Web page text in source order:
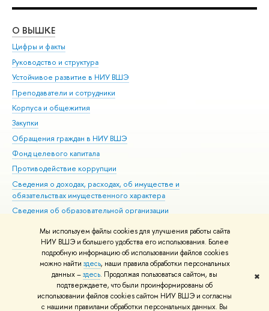
Мы используем файлы cookies для улучшения работы сайта
НИУ ВШЭ и большего удобства его использования. Более
подробную информацию об использовании файлов cookies
можно найти здесь, наши правила обработки персональных
данных –здесь. Продолжая пользоваться сайтом, вы
подтверждаете, что были проинформированы об
использовании файлов cookies сайтом НИУ ВШЭ и согласны
с нашими правилами обработки персональных данных. Вы
✖
О ВЫШКЕ
Цифры и факты
Руководство и структура
Устойчивое развитие в НИУ ВШЭ
Преподаватели и сотрудники
Корпуса и общежития
Закупки
Обращения граждан в НИУ ВШЭ
Фонд целевого капитала
Противодействие коррупции
Сведения о доходах, расходах, об имуществе и
обязательствах имущественного характера
Сведения об образовательной организации
Людям с ограниченными возможностями здоровья
Единая платежная страница
Работа в Вышке
© НИУ ВШЭ 1993–2026 Адреса и контакты Условия использования
материалов Политика конфиденциальности Карта сайта